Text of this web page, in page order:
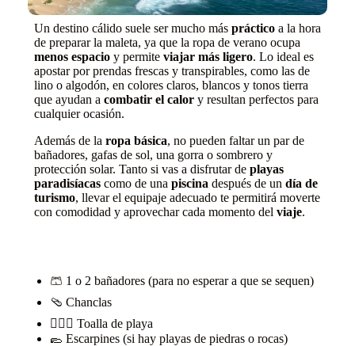
Un destino cálido suele ser mucho más prácticoa la hora
de preparar la maleta, ya que la ropa de verano ocupa
menos espacioy permite viajar más ligero. Lo ideal es
apostar por prendas frescas y transpirables, como las de
lino o algodón, en colores claros, blancos y tonos tierra
que ayudan a combatir el calory resultan perfectos para
cualquier ocasión.
Además de la ropa básica, no pueden faltar un par de
bañadores, gafas de sol, una gorra o sombrero y
protección solar. Tanto si vas a disfrutar de playas
paradisíacascomo de una piscina después de un día de
turismo, llevar el equipaje adecuado te permitirá moverte
con comodidad y aprovechar cada momento del viaje.
🩳 1 o 2 bañadores (para no esperar a que se sequen)
🩴 Chanclas
🧖🏻‍♀️ Toalla de playa
🥿 Escarpines (si hay playas de piedras o rocas)